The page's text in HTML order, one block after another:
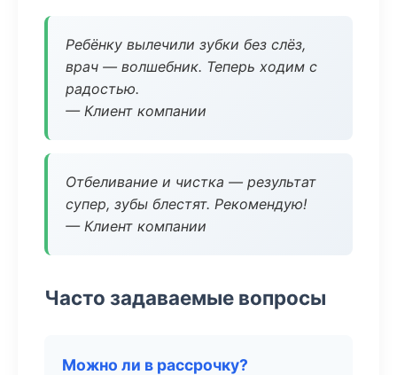
Ребёнку вылечили зубки без слёз,
врач — волшебник. Теперь ходим с
радостью.
— Клиент компании
Отбеливание и чистка — результат
супер, зубы блестят. Рекомендую!
— Клиент компании
Часто задаваемые вопросы
Можно ли в рассрочку?